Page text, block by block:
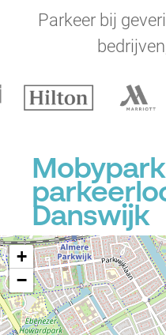
Parkeer bij
Mobypark
Danswijk
+
−